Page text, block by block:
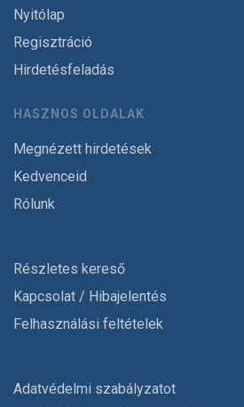
Nyitólap
Regisztráció
Hirdetésfeladás
HASZNOS OLDALAK
Megnézett hirdetések
Kedvenceid
Rólunk
Részletes kereső
Kapcsolat / Hibajelentés
Felhasználási feltételek
Adatvédelmi szabályzatot